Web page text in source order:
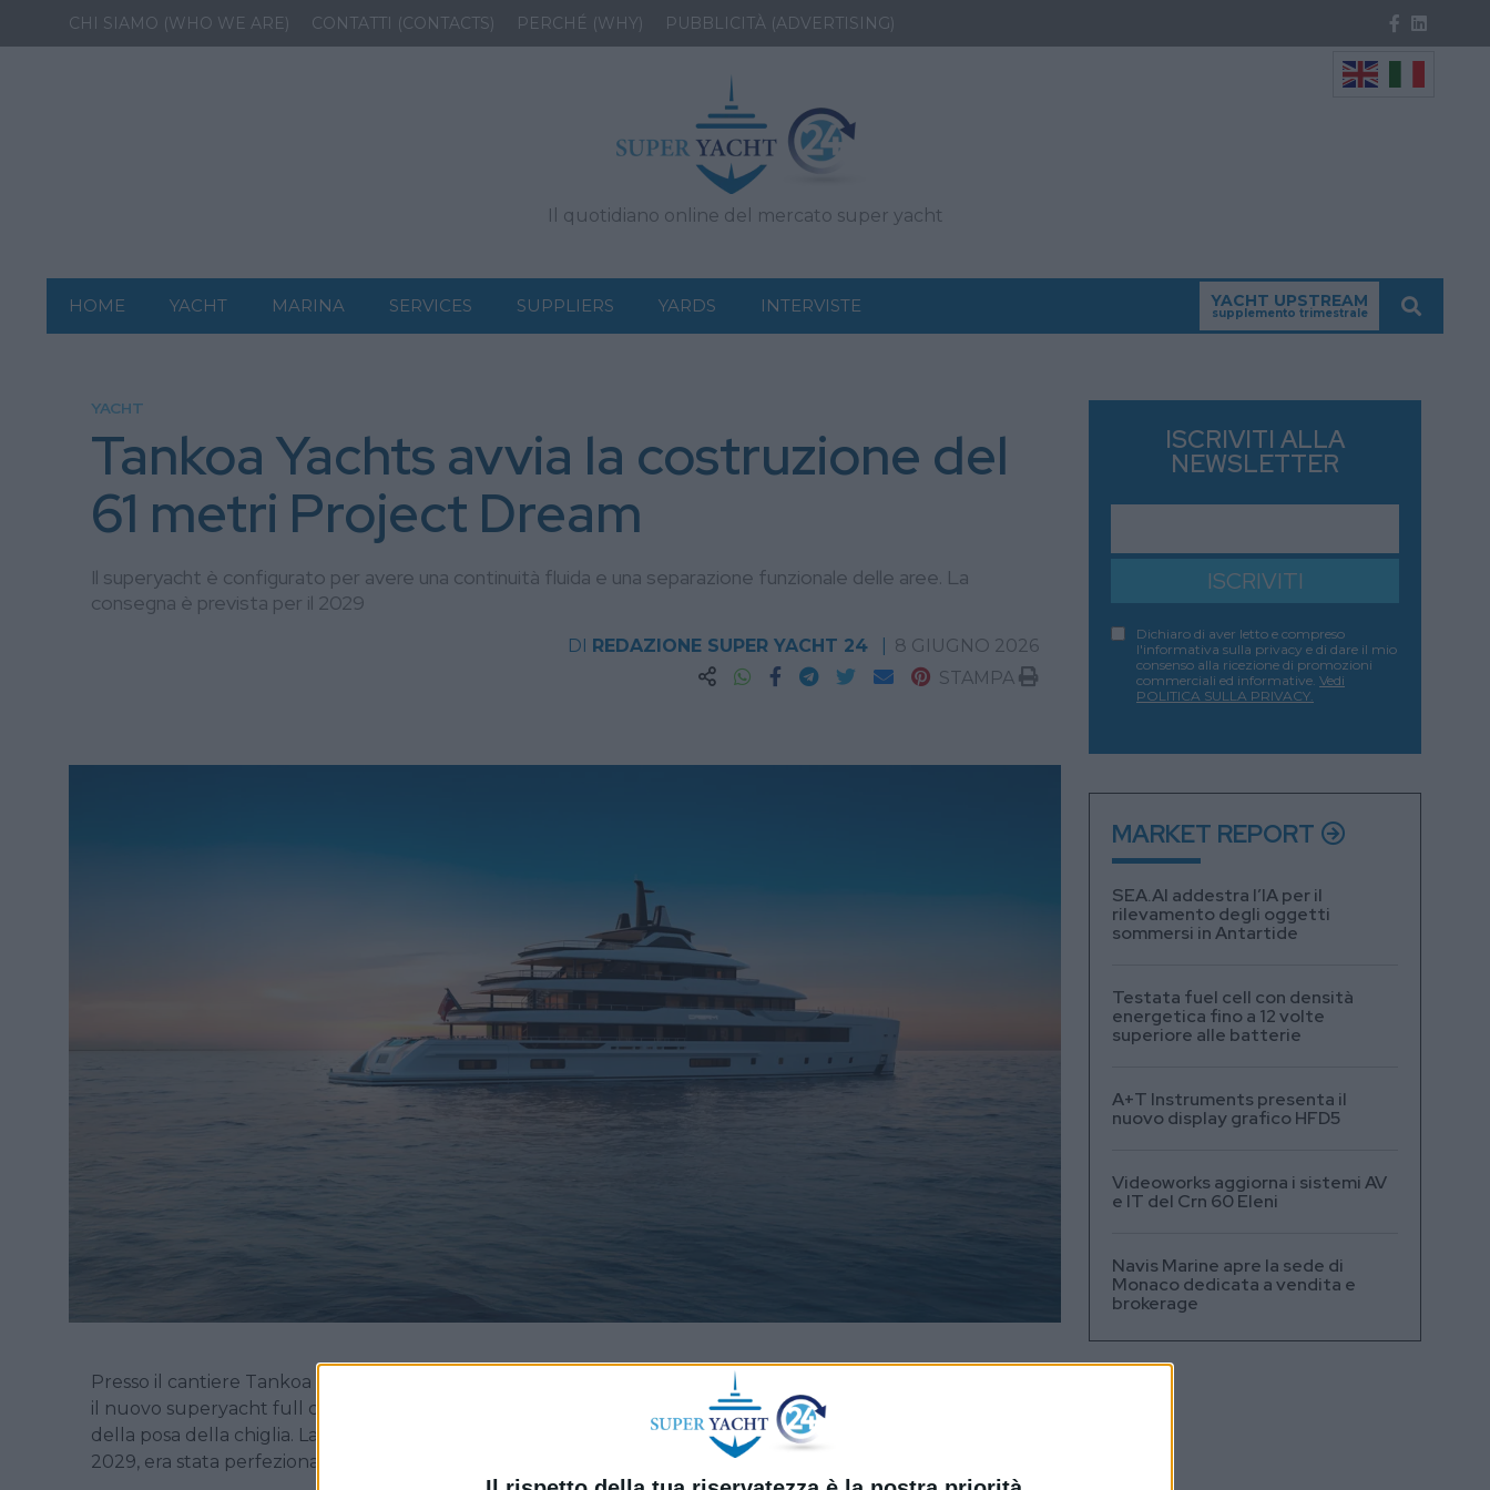
CHI SIAMO (WHO WE ARE) CONTATTI (CONTACTS) PERCHÉ (WHY) PUBBLICITÀ (ADVERTISING)
Il quotidiano online del mercato super yacht
HOME YACHT MARINA SERVICES SUPPLIERS YARDS INTERVISTE YACHT UPSTREAM
supplemento trimestrale
YACHT
Tankoa Yachts avvia la costruzione del
61 metri Project Dream
Il superyacht è configurato per avere una continuità fluida e una separazione funzionale delle aree. La
consegna è prevista per il 2029
DI REDAZIONE SUPER YACHT 24
8 GIUGNO 2026
STAMPA
Presso il cantiere Tankoa Yachts a Civitavecchia, la tradizionale cerimonia della moneta per il Project Dream,
il nuovo superyacht full custom di 61 metri, dando ufficialmente il via alla costruzione dello scafo a seguito
della posa della chiglia. La vendita di questo progetto, la cui consegna all’armatore è prevista per l’inizio del
2029, era stata perfezionata nell’estate del 2025.
ISCRIVITI ALLA
NEWSLETTER
ISCRIVITI
Dichiaro di aver letto e compreso
l'informativa sulla privacy e di dare il mio
consenso alla ricezione di promozioni
commerciali ed informative. Vedi
POLITICA SULLA PRIVACY.
MARKET REPORT
SEA.AI addestra l’IA per il
rilevamento degli oggetti
sommersi in Antartide
Testata fuel cell con densità
energetica fino a 12 volte
superiore alle batterie
A+T Instruments presenta il
nuovo display grafico HFD5
Videoworks aggiorna i sistemi AV
e IT del Crn 60 Eleni
Navis Marine apre la sede di
Monaco dedicata a vendita e
brokerage